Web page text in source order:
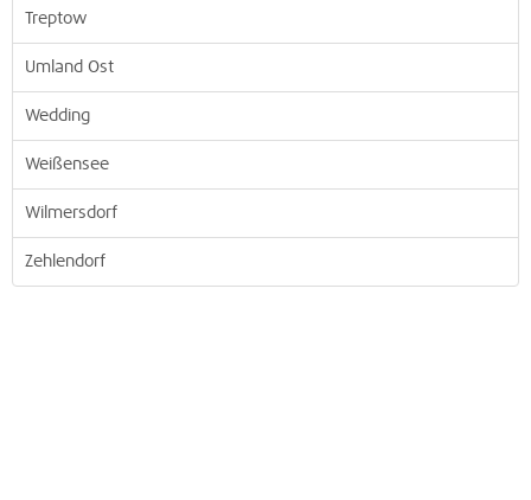
Treptow
Umland Ost
Wedding
Weißensee
Wilmersdorf
Zehlendorf